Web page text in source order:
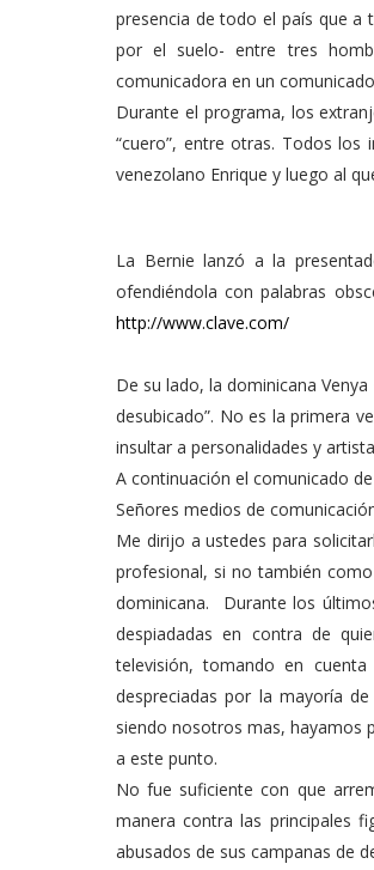
presencia de todo el país que a
por el suelo- entre tres
comunicadora en un
Durante el programa, los
“cuero”, entre otras. Todos los
venezolano Enrique y luego al
La Bernie lanzó a la
ofendiéndola con palabras
http://www.clave.com/
De su lado, la dominicana
desubicado”. No es la primera
insultar a personalidades y
A continuación el comunicado
Señores medios de
Me dirijo a ustedes para
profesional, si no también
dominicana. Durante los
despiadadas en contra de
televisión, tomando en
despreciadas por la mayoría
siendo nosotros mas, hayamos
a este punto.
No fue suficiente con que
manera contra las principales
abusados de sus campanas de